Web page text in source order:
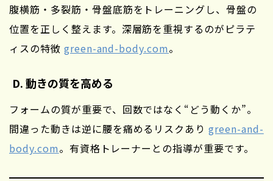
腹横筋・多裂筋・骨盤底筋をトレーニングし、骨盤の
位置を正しく整えます。深層筋を重視するのがピラテ
ィスの特徴 green-and-body.com。
D. 動きの質を高める
フォームの質が重要で、回数ではなく“どう動くか”。
間違った動きは逆に腰を痛めるリスクありgreen-and-
body.com。有資格トレーナーとの指導が重要です。